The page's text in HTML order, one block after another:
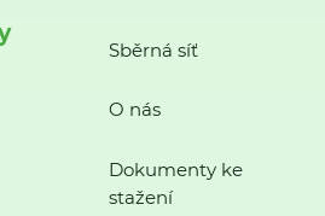
Sběrná síť
O nás
Dokumenty ke
stažení